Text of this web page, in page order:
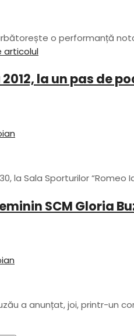
o performanță
articolul
la un pas de
la Sala Sporturilor
SCM Gloria
a anunțat, joi, printr-un